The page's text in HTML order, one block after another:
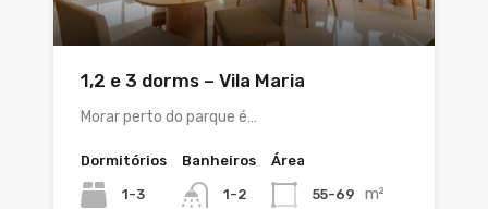
1,2 e 3 dorms – Vila Maria
Morar perto do parque é…
Dormitórios
1-3
Banheiros
1-2
Área
55-69 m²